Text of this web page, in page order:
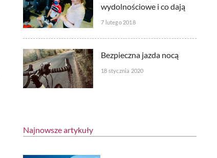
wydolnościowe i co dają
7 lutego 2018
Bezpieczna jazda nocą
18 stycznia 2020
Najnowsze artykuły